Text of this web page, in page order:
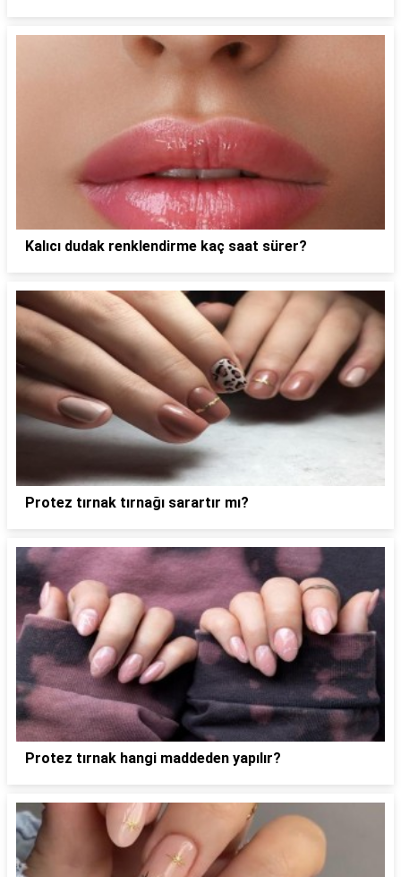
Kalıcı dudak renklendirme kaç saat sürer?
Protez tırnak tırnağı sarartır mı?
Protez tırnak hangi maddeden yapılır?